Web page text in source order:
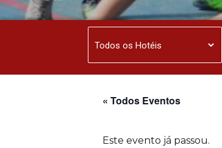
« Todos Eventos
Este evento já passou.